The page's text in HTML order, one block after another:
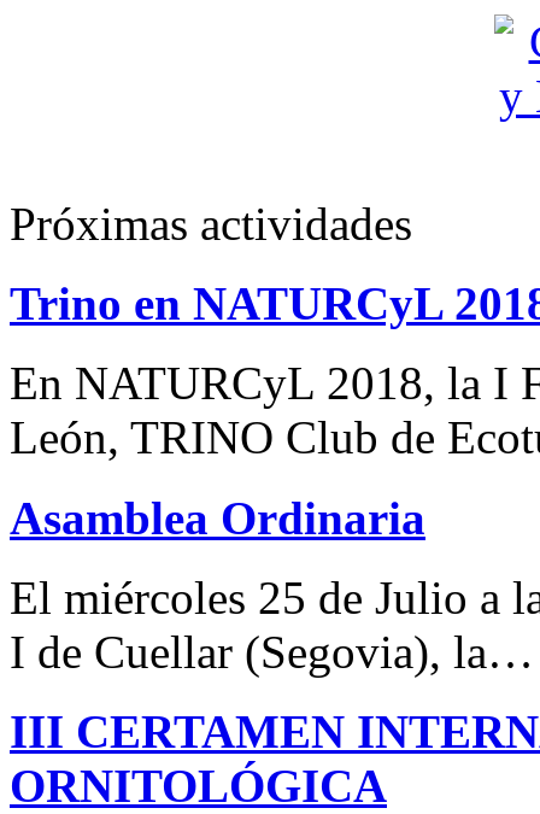
Próximas actividades
Trino en NATURCyL
En NATURCyL 2018, la I
León, TRINO Club de
Asamblea Ordinaria
El miércoles 25 de Julio a
I de Cuellar (Segovia), la…
III CERTAMEN
ORNITOLÓGICA